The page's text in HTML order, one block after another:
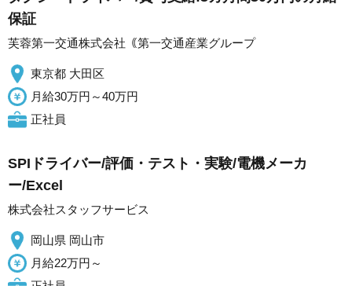
保証
芙蓉第一交通株式会社｟第一交通産業グループ
東京都 大田区
月給30万円～40万円
正社員
SPIドライバー/評価・テスト・実験/電機メーカ
ー/Excel
株式会社スタッフサービス
岡山県 岡山市
月給22万円～